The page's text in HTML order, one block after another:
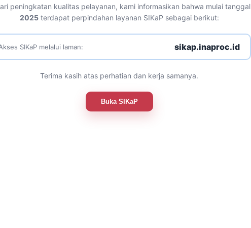
peningkatan kualitas pelayanan, kami informasikan bahwa mulai tanggal
2025terdapat perpindahan layanan SIKaP sebagai berikut:
SIKaP melalui laman: sikap.inaproc.id
Terima kasih atas perhatian dan kerja samanya.
Buka SIKaP